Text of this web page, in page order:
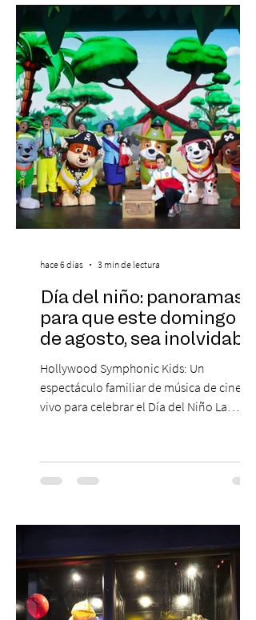
realidad de miles de trabajadores, Trabajo
de Monos – Reflexiones de la Selva
Corporativa, del autor Mauricio Eduardo
Medina, ha trascendido el ámbito editorial
Día del niño: panoramas
para que este domingo 09
de agosto, sea inolvidable
Hollywood Symphonic Kids: Un
espectáculo familiar de música de cine en
vivo para celebrar el Día del Niño La
musical única e inolvidable con motivo del
Día del Niño. El espectáculo Hollywood
de todos los tiempos en un concierto en
sinfónica en pleno, coro y una
sorprendente puesta en escena pensada
especialmente pa
hace 6 días 3 min de lectura